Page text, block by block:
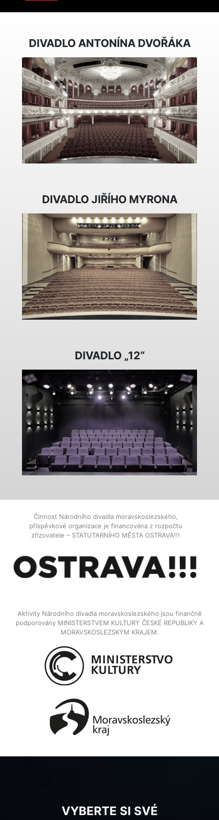
DIVADLO ANTONÍNA DVOŘÁKA
DIVADLO JIŘÍHO MYRONA
DIVADLO „12“
Činnost Národního divadla moravskoslezského,
příspěvkové organizace je financována z rozpočtu
zřizovatele – STATUTARNÍHO MĚSTA OSTRAVA!!!
Aktivity Národního divadla moravskoslezského jsou finančně
podporovány MINISTERSTVEM KULTURY ČESKÉ REPUBLIKY A
MORAVSKOSLEZSKÝM KRAJEM.
VYBERTE SI SVÉ